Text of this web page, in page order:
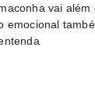
vai além
emocional